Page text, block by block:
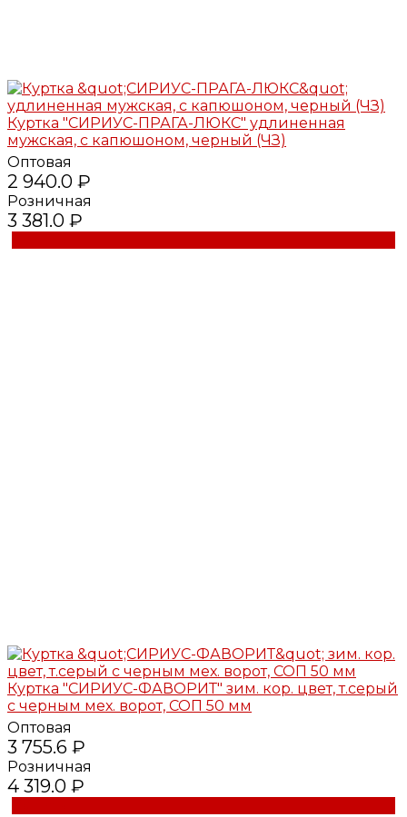
Куртка "СИРИУС-ПРАГА-ЛЮКС" удлиненная
мужская, с капюшоном, черный (ЧЗ)
Оптовая
2 940.0 ₽
Розничная
3 381.0 ₽
Куртка "СИРИУС-ФАВОРИТ" зим. кор. цвет, т.серый
с черным мех. ворот, СОП 50 мм
Оптовая
3 755.6 ₽
Розничная
4 319.0 ₽